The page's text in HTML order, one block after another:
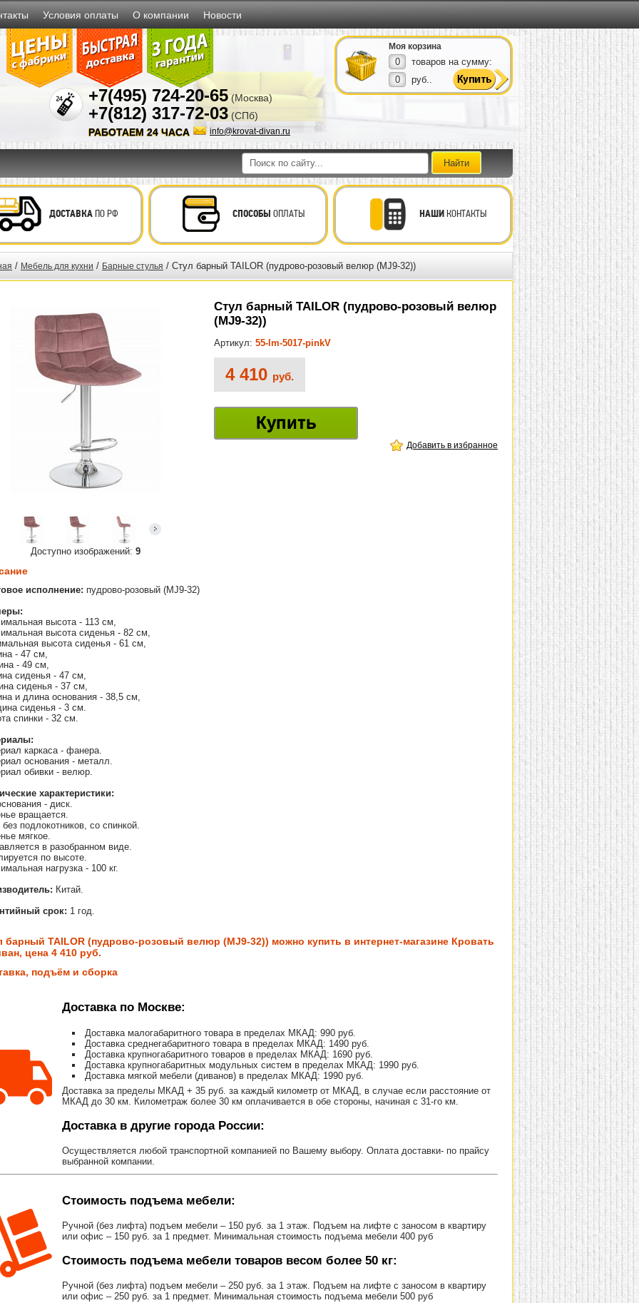
Условия оплаты О компании Новости
+7(495) 724-20-65 (Москва)
+7(812) 317-72-03 (СПб)
info@krovat-divan.ru
РАБОТАЕМ 24 ЧАСА
Моя корзина
0
товаров на сумму:
0
руб..
ДОСТАВКАПО РФ СПОСОБЫ ОПЛАТЫ НАШИКОНТАКТЫ
/ Мебель для кухни / Барные стулья / Стул барный TAILOR (пудрово-розовый велюр (MJ9-32))
Доступно изображений: 9
Стул барный TAILOR (пудрово-розовый велюр
(MJ9-32))
Артикул: 55-lm-5017-pinkV
4 410 руб.
Купить
Добавить в избранное
исполнение: пудрово-розовый (MJ9-32)
высота - 113 см,
высота сиденья - 82 см,
высота сиденья - 61 см,
- 47 см,
- 49 см,
сиденья - 47 см,
сиденья - 37 см,
и длина основания - 38,5 см,
сиденья - 3 см.
спинки - 32 см.
каркаса - фанера.
основания - металл.
обивки - велюр.
характеристики:
- диск.
вращается.
подлокотников, со спинкой.
мягкое.
в разобранном виде.
по высоте.
нагрузка - 100 кг.
Китай.
срок: 1 год.
барный TAILOR (пудрово-розовый велюр (MJ9-32)) можно купить в интернет-магазине Кровать
цена 4 410 руб.
подъём и сборка
Доставка по Москве:
Доставка малогабаритного товара в пределах МКАД: 990 руб.
Доставка среднегабаритного товара в пределах МКАД: 1490 руб.
Доставка крупногабаритного товаров в пределах МКАД: 1690 руб.
Доставка крупногабаритных модульных систем в пределах МКАД: 1990 руб.
Доставка мягкой мебели (диванов) в пределах МКАД: 1990 руб.
Доставка за пределы МКАД + 35 руб. за каждый километр от МКАД, в случае если расстояние от
МКАД до 30 км. Километраж более 30 км оплачивается в обе стороны, начиная с 31-го км.
Доставка в другие города России:
Осуществляется любой транспортной компанией по Вашему выбору. Оплата доставки- по прайсу
выбранной компании.
Стоимость подъема мебели:
Ручной (без лифта) подъем мебели – 150 руб. за 1 этаж. Подъем на лифте с заносом в квартиру
или офис – 150 руб. за 1 предмет. Минимальная стоимость подъема мебели 400 руб
Стоимость подъема мебели товаров весом более 50 кг:
Ручной (без лифта) подъем мебели – 250 руб. за 1 этаж. Подъем на лифте с заносом в квартиру
или офис – 250 руб. за 1 предмет. Минимальная стоимость подъема мебели 500 руб